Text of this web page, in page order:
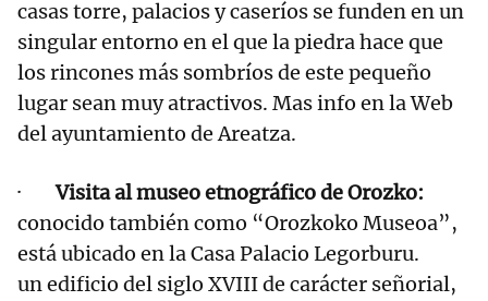
casas torre, palacios y caseríos se funden en un
singular entorno en el que la piedra hace que
los rincones más sombríos de este pequeño
lugar sean muy atractivos. Mas info en la Web
del ayuntamiento de Areatza.
·Visita al museo etnográfico de Orozko:
conocido también como “Orozkoko Museoa”,
está ubicado en la Casa Palacio Legorburu.
un edificio del siglo XVIII de carácter señorial,